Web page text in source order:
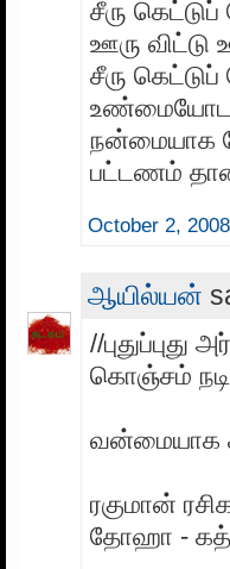
சீரு
ஊரு
சீரு
நன்மையாக
பட்டணம்
October 2,
ஆயில்யன்
//
கொஞ்சம்
வன்மையாக
ரகுமான்
தோஹா -